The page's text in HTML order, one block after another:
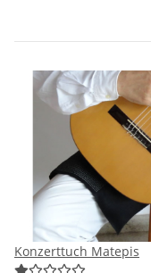
Konzerttuch Matepis